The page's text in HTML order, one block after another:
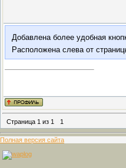
Добавлена более удобная
Расположена слева от
Страница 1 из 1 1
Полная версия сайта